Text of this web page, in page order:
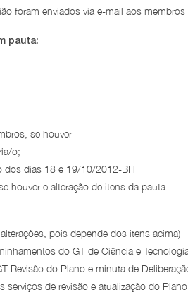
foram enviados via e-mail aos membros
pauta:
se houver
o;
dos dias 18 e 19/10/2012-BH
houver e alteração de itens da pauta
pois depende dos itens acima)
do GT de Ciência e
Revisão do Plano e minuta de
serviços de revisão e atualização do